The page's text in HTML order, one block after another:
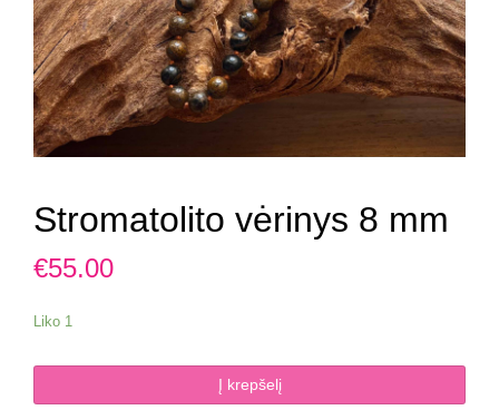
Stromatolito vėrinys 8 mm
€55.00
Liko 1
kiekis:
Į krepšelį